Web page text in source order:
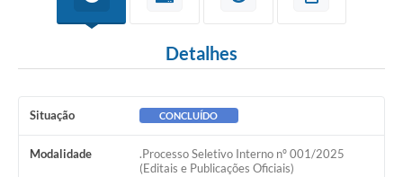
Plano Municipal - Agricultura e Meio
Orçamento Participativo 2026
Detalhes
Situação CONCLUÍDO
Modalidade
.Processo Seletivo Interno nº 001/2025
(Editais e Publicações Oficiais)